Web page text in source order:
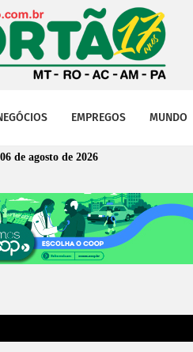
EMPREGOS MUNDO
de agosto de 2026